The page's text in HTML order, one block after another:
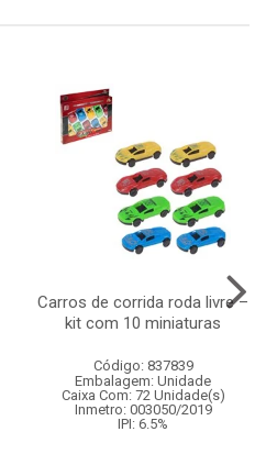
Carros de corrida roda livre –
kit com 10 miniaturas
Código: 837839
Embalagem: Unidade
Caixa Com: 72 Unidade(s)
Inmetro: 003050/2019
IPI: 6.5%